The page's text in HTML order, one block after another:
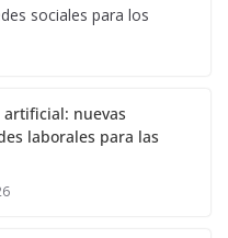
sociales para los
nuevas
laborales para las